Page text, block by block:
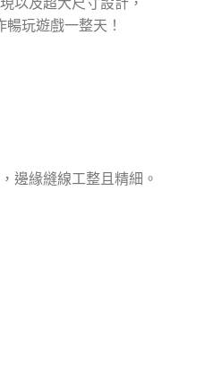
玩遊戲一整天！
邊緣縫線工整且精細。